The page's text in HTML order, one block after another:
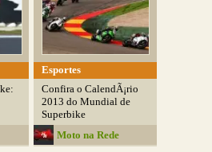
Esportes
Confira o CalendÃ¡rio
2013 do Mundial de
Superbike
Moto na Rede